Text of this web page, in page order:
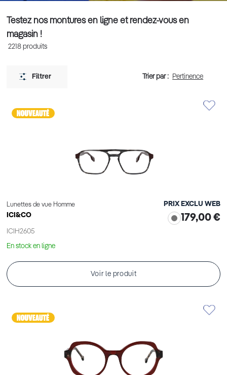
Testez nos montures en ligne et rendez-vous en
magasin !
2218 produits
Lunettes de vue Homme
ICI&CO
ICIH2605
PRIX EXCLU WEB
179,00 €
En stock en ligne
Voir le produit
Filtrer Trier par :